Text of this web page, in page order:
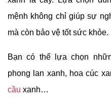
mệnh không chỉ giúp sự
mà còn bảo vệ tốt sức khỏe.
Bạn có thể lựa chọn
phong lan xanh, hoa cúc
cầu xanh…